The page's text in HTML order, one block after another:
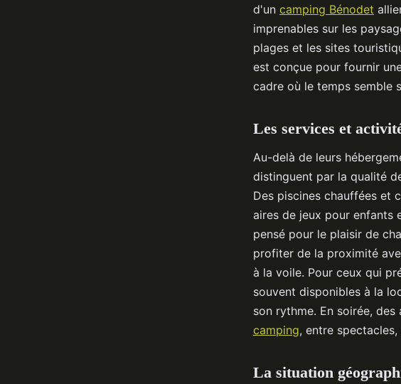
d'un camping Bénodet
imprenables sur les
plages et les sites
est conçue pour fournir
cadre où le temps semble
Les services et
Au-delà de leurs
distinguent par la qualité
Des piscines chauffées et
aires de jeux pour enfants
pensé pour le plaisir de
profiter de la proximité
à la voile. Pour ceux qui
souvent disponibles à la
son rythme. En soirée,
camping, entre
La situation